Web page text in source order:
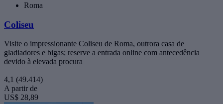
Roma
Coliseu
Visite o impressionante Coliseu de Roma, outrora casa de
gladiadores e bigas; reserve a entrada online com antecedência
devido à elevada procura
4,1 (49.414)
A partir de
US$ 28,89